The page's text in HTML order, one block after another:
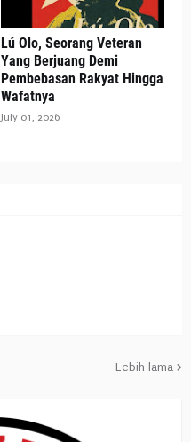
Lú Olo, Seorang Veteran
Yang Berjuang Demi
Pembebasan Rakyat Hingga
Wafatnya
July 01, 2026
Lebih lama